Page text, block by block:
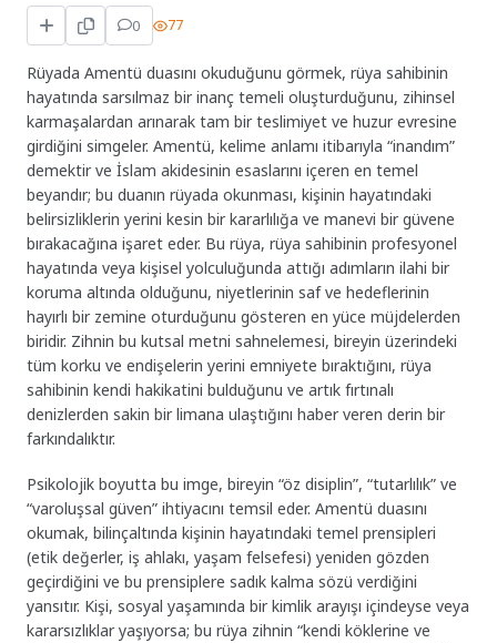
0 77
Rüyada Amentü duasını okuduğunu görmek, rüya sahibinin
hayatında sarsılmaz bir inanç temeli oluşturduğunu, zihinsel
karmaşalardan arınarak tam bir teslimiyet ve huzur evresine
girdiğini simgeler. Amentü, kelime anlamı itibarıyla “inandım”
demektir ve İslam akidesinin esaslarını içeren en temel
beyandır; bu duanın rüyada okunması, kişinin hayatındaki
belirsizliklerin yerini kesin bir kararlılığa ve manevi bir güvene
bırakacağına işaret eder. Bu rüya, rüya sahibinin profesyonel
hayatında veya kişisel yolculuğunda attığı adımların ilahi bir
koruma altında olduğunu, niyetlerinin saf ve hedeflerinin
hayırlı bir zemine oturduğunu gösteren en yüce müjdelerden
biridir. Zihnin bu kutsal metni sahnelemesi, bireyin üzerindeki
tüm korku ve endişelerin yerini emniyete bıraktığını, rüya
sahibinin kendi hakikatini bulduğunu ve artık fırtınalı
denizlerden sakin bir limana ulaştığını haber veren derin bir
farkındalıktır.
Psikolojik boyutta bu imge, bireyin “öz disiplin”, “tutarlılık” ve
“varoluşsal güven” ihtiyacını temsil eder. Amentü duasını
okumak, bilinçaltında kişinin hayatındaki temel prensipleri
(etik değerler, iş ahlakı, yaşam felsefesi) yeniden gözden
geçirdiğini ve bu prensiplere sadık kalma sözü verdiğini
yansıtır. Kişi, sosyal yaşamında bir kimlik arayışı içindeyse veya
kararsızlıklar yaşıyorsa; bu rüya zihnin “kendi köklerine ve